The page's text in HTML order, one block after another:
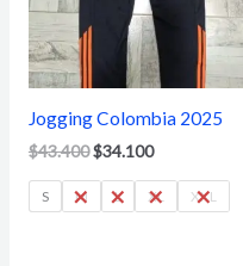
Jogging Colombia 2025
$43.400$34.100
S M L XL XXL